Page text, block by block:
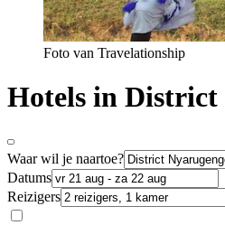
Foto van Travelationship
Hotels in District
Waar wil je naartoe?
Datums
Reizigers